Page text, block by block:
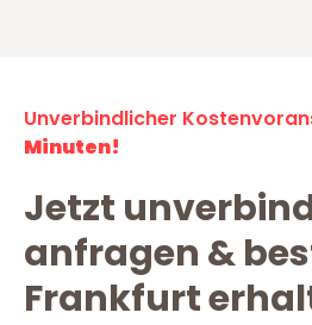
Unverbindlicher
Minuten!
Jetzt
anfragen &
Frankfurt